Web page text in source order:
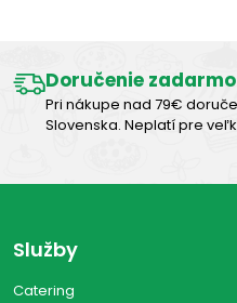
Doručenie zadarmo
Pri nákupe nad 79€
Slovenska. Neplatí pre
Služby
Catering